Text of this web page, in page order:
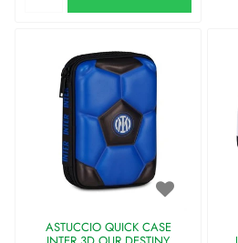
ASTUCCIO QUICK CASE